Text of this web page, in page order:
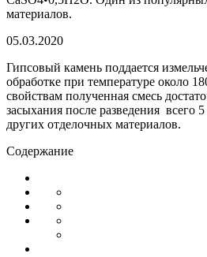
материалов.
05.03.2020
Гипсовый камень поддается
обработке при температуре около
свойствам полученная смесь
засыхания после разведения всего
других отделочных материалов.
Содержание